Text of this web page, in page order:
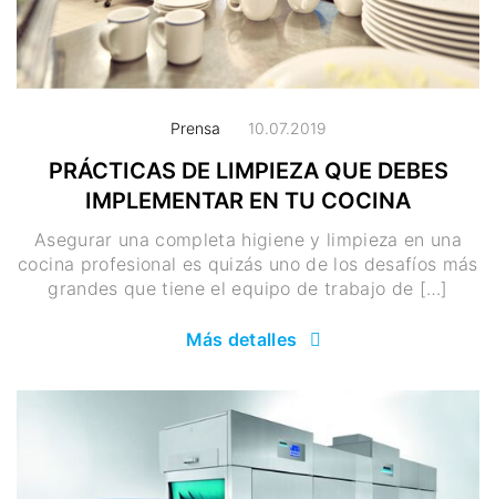
Prensa 10.07.2019
PRÁCTICAS DE LIMPIEZA QUE DEBES
IMPLEMENTAR EN TU COCINA
Asegurar una completa higiene y limpieza en una
cocina profesional es quizás uno de los desafíos más
grandes que tiene el equipo de trabajo de […]
Más detalles